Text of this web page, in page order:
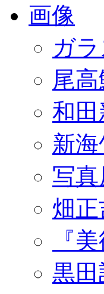
画像
ガ
尾
和
新
写
畑
『
黒